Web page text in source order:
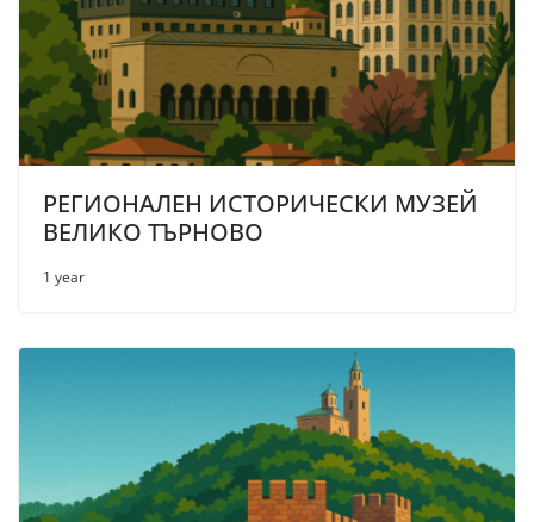
РЕГИОНАЛЕН ИСТОРИЧЕСКИ МУЗЕЙ
ВЕЛИКО ТЪРНОВО
1 year